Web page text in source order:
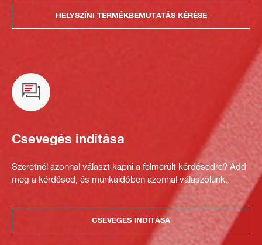
HELYSZÍNI TERMÉKBEMUTATÁS KÉRÉSE
Csevegés indítása
Szeretnél azonnal választ kapni a felmerült kérdésedre? Add
meg a kérdésed, és munkaidőben azonnal válaszolunk.
CSEVEGÉS INDÍTÁSA